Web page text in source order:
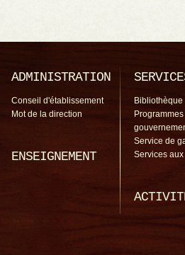
ADMINISTRATION
Conseil d'établissement
Mot de la direction
ENSEIGNEMENT
Bibliothèque
Programmes
Service de
Services